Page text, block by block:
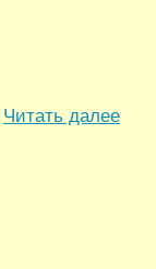
Читать далее